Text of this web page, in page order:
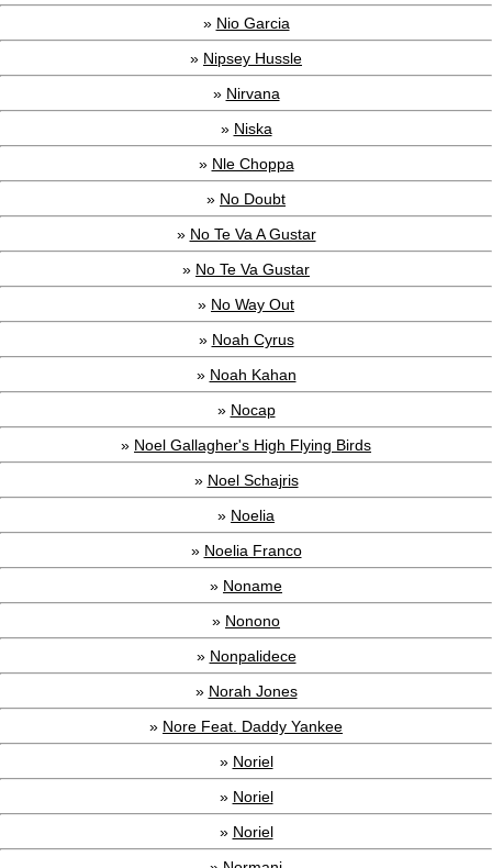
» Nio Garcia
» Nipsey Hussle
» Nirvana
» Niska
» Nle Choppa
» No Doubt
» No Te Va A Gustar
» No Te Va Gustar
» No Way Out
» Noah Cyrus
» Noah Kahan
» Nocap
» Noel Gallagher's High Flying Birds
» Noel Schajris
» Noelia
» Noelia Franco
» Noname
» Nonono
» Nonpalidece
» Norah Jones
» Nore Feat. Daddy Yankee
» Noriel
» Noriel
» Noriel